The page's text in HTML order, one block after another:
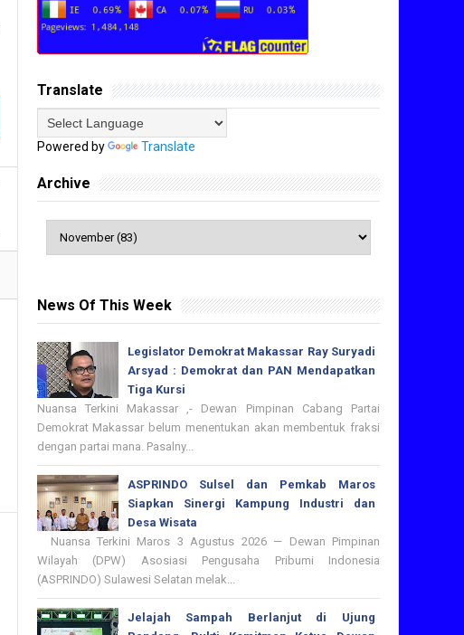
Translate
Powered by Translate
Archive
News Of This Week
Legislator Demokrat Makassar Ray Suryadi
Arsyad : Demokrat dan PAN Mendapatkan
Tiga Kursi
Nuansa Terkini Makassar ,- Dewan Pimpinan Cabang Partai
Demokrat Makassar belum menentukan akan membentuk fraksi
dengan partai mana. Pasalny...
ASPRINDO Sulsel dan Pemkab Maros
Siapkan Sinergi Kampung Industri dan
Desa Wisata
Nuansa Terkini Maros 3 Agustus 2026 — Dewan Pimpinan
Wilayah (DPW) Asosiasi Pengusaha Pribumi Indonesia
(ASPRINDO) Sulawesi Selatan melak...
Jelajah Sampah Berlanjut di Ujung